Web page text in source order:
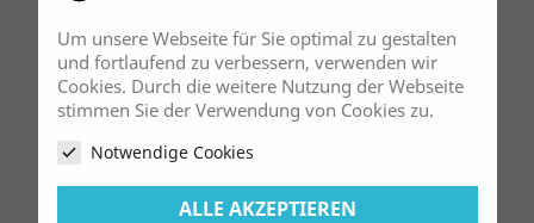
Um unsere Webseite für Sie optimal zu gestalten
und fortlaufend zu verbessern, verwenden wir
Cookies. Durch die weitere Nutzung der Webseite
stimmen Sie der Verwendung von Cookies zu.
Notwendige Cookies
ALLE AKZEPTIEREN
Stoßdämpfer MXF Shocks Expert
Verkaufspreis
529,00 €